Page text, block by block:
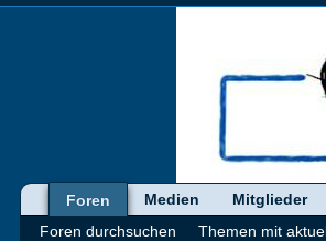
Foren
Foren durchsuchen
Themen mit
Medien Mitglieder